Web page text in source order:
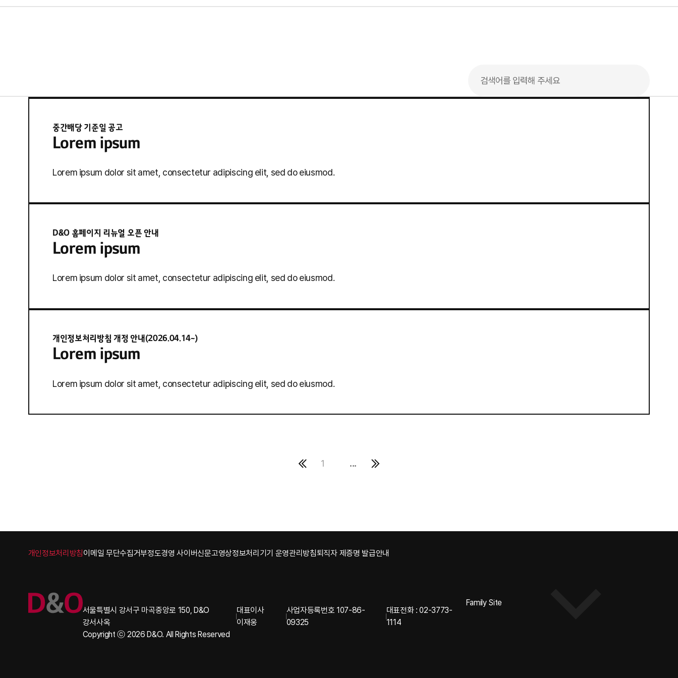
중간배당 기준일 공고
Lorem ipsum
Lorem ipsum dolor sit amet, consectetur adipiscing elit, sed do eiusmod.
D&O 홈페이지 리뉴얼 오픈 안내
Lorem ipsum
Lorem ipsum dolor sit amet, consectetur adipiscing elit, sed do eiusmod.
개인정보처리방침 개정 안내(2026.04.14~)
Lorem ipsum
Lorem ipsum dolor sit amet, consectetur adipiscing elit, sed do eiusmod.
1 ...
Footer
개인정보처리방침이메일 무단수집거부정도경영 사이버신문고영상정보처리기기 운영관리방침퇴직자 제증명 발급안내
서울특별시 강서구 마곡중앙로 150, D&O
강서사옥
대표이사
이재웅
사업자등록번호 107-86-
09325
대표전화 : 02-3773-
1114
Copyright ⓒ 2026 D&O. All Rights Reserved
Family Site